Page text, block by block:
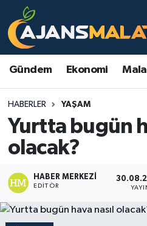
Gündem Ekonomi
HABERLER YAŞAM
Yurtta bugün
olacak?
HABER MERKEZI
EDITÖR
Asayiş
Eğitim
Ekonomi
Malatya Nöbetçi
Malatya Namaz Vakitleri
Malatya Trafik
TFF 3.Lig 2.Grup Puan